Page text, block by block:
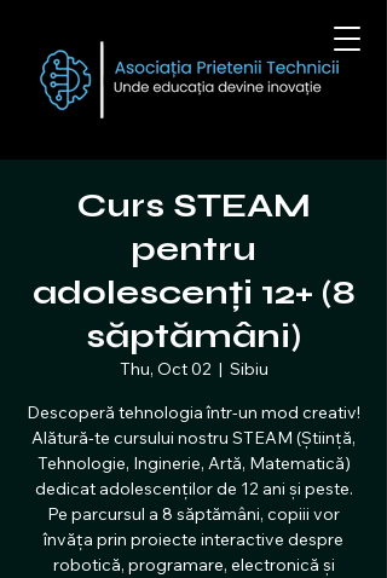
Curs STEAM
pentru
adolescenți 12+ (8
săptămâni)
Thu, Oct 02
  |
Sibiu
Descoperă tehnologia într-un mod creativ!
Alătură-te cursului nostru STEAM (Știință,
Tehnologie, Inginerie, Artă, Matematică)
dedicat adolescenților de 12 ani și peste.
Pe parcursul a 8 săptămâni, copiii vor
învăța prin proiecte interactive despre
robotică, programare, electronică și